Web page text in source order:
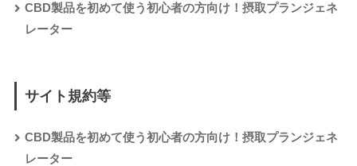
CBD製品を初めて使う初心者の方向け！摂取プランジェネ
レーター
サイト規約等
CBD製品を初めて使う初心者の方向け！摂取プランジェネ
レーター